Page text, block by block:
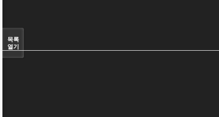
목록
열기